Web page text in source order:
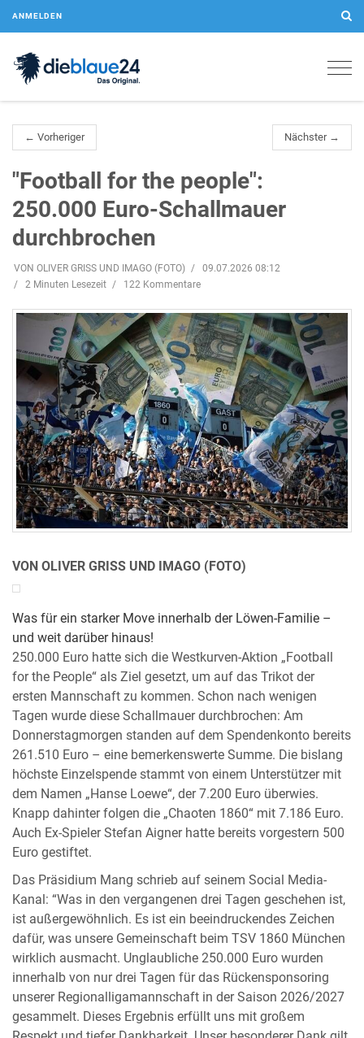
ANMELDEN
← Vorheriger Nächster →
"Football for the people":
250.000 Euro-Schallmauer
durchbrochen
VON OLIVER GRISS UND IMAGO (FOTO)
09.07.2026 08:12
2 Minuten Lesezeit
122 Kommentare
VON OLIVER GRISS UND IMAGO (FOTO)
Was für ein starker Move innerhalb der Löwen-Familie –
und weit darüber hinaus!
250.000 Euro hatte sich die Westkurven-Aktion „Football
for the People“ als Ziel gesetzt, um auf das Trikot der
ersten Mannschaft zu kommen. Schon nach wenigen
Tagen wurde diese Schallmauer durchbrochen: Am
Donnerstagmorgen standen auf dem Spendenkonto bereits
261.510 Euro – eine bemerkenswerte Summe. Die bislang
höchste Einzelspende stammt von einem Unterstützer mit
dem Namen „Hanse Loewe“, der 7.200 Euro überwies.
Knapp dahinter folgen die „Chaoten 1860“ mit 7.186 Euro.
Auch Ex-Spieler Stefan Aigner hatte bereits vorgestern 500
Euro gestiftet.
Das Präsidium Mang schrieb auf seinem Social Media-
Kanal: “Was in den vergangenen drei Tagen geschehen ist,
ist außergewöhnlich. Es ist ein beeindruckendes Zeichen
dafür, was unsere Gemeinschaft beim TSV 1860 München
wirklich ausmacht. Unglaubliche 250.000 Euro wurden
innerhalb von nur drei Tagen für das Rückensponsoring
unserer Regionalligamannschaft in der Saison 2026/2027
gesammelt. Dieses Ergebnis erfüllt uns mit großem